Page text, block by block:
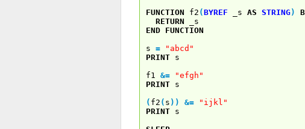
FUNCTION f2 (BYREF _s AS STRING)
RETURN _s
END FUNCTION
s =
"abcd"
PRINT s
f1 &=
"efgh"
PRINT s
( f2 ( s ) ) &=
"ijkl"
PRINT s